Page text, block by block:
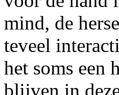
mind, de
teveel
het soms een
blijven in